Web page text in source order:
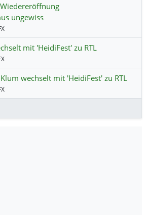
ungewiss
mit 'HeidiFest' zu RTL
Klum wechselt mit 'HeidiFest' zu RTL